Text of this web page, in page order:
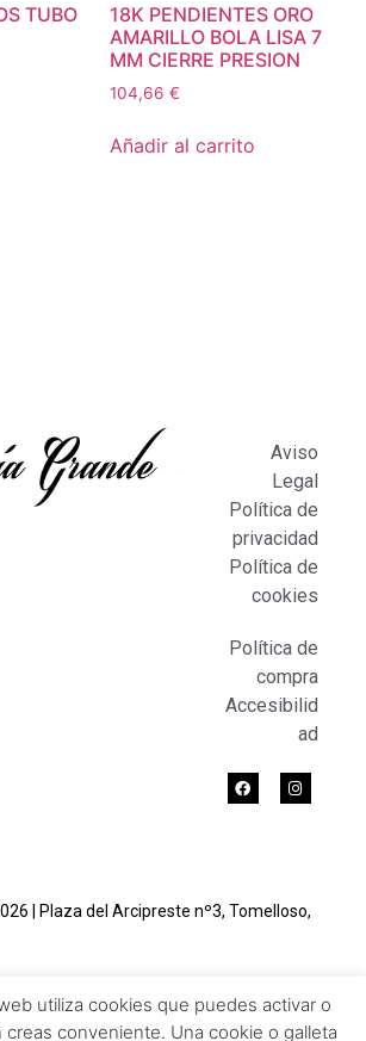
TUBO
18K PENDIENTES ORO
AMARILLO BOLA LISA 7
MM CIERRE PRESION
104,66 €
Añadir al carrito
Aviso
Legal
Política de
privacidad
Política de
cookies
Política de
compra
Accesibilid
ad
| Plaza del Arcipreste nº3, Tomelloso,
utiliza cookies que puedes activar o
creas conveniente. Una cookie o galleta